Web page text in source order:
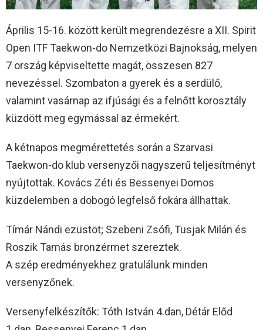
Április 15-16. között került megrendezésre a XII. Spirit
Open ITF Taekwon-do Nemzetközi Bajnokság, melyen
7 ország képviseltette magát, összesen 827
nevezéssel. Szombaton a gyerek és a serdülő,
valamint vasárnap az ifjúsági és a felnőtt korosztály
küzdött meg egymással az érmekért.
A kétnapos megmérettetés során a Szarvasi
Taekwon-do klub versenyzői nagyszerű teljesítményt
nyújtottak. Kovács Zéti és Bessenyei Domos
küzdelemben a dobogó legfelső fokára állhattak.
Tímár Nándi ezüstöt; Szebeni Zsófi, Tusjak Milán és
Roszik Tamás bronzérmet szereztek.
A szép eredményekhez gratulálunk minden
versenyzőnek.
Versenyfelkészítők: Tóth István 4.dan, Détár Előd